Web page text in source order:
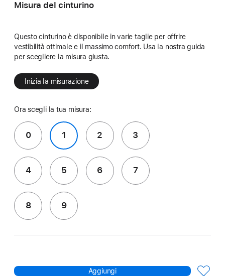
Misura del cinturino
Questo cinturino è disponibile in varie taglie per offrire
vestibilità ottimale e il massimo comfort. Usa la nostra guida
per scegliere la misura giusta.
Inizia la misurazione
Ora scegli la tua misura:
0 1 2 3
4 5 6 7
8 9
Aggiungi